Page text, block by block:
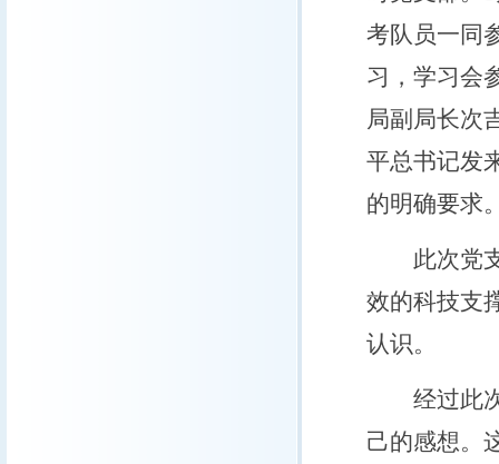
考队员一同
习，学习会
局副局长次
平总书记发
的明确要求
此次党支
效的科技支
认识。
经过此次
己的感想。